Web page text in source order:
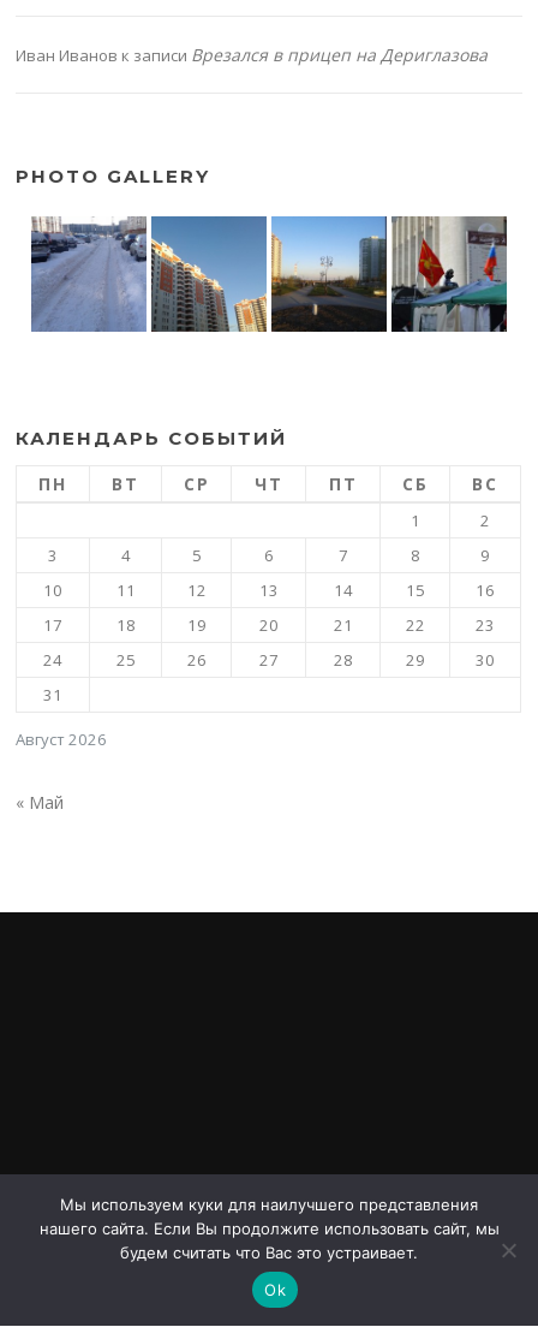
Иван Иванов к записи Врезался в прицеп на Дериглазова
PHOTO GALLERY
КАЛЕНДАРЬ СОБЫТИЙ
Август 2026
ПН ВТ СР ЧТ ПТ СБ ВС
1
2
3
4 5 6 7 8
9
10
11 12 13 14 15
16
17
18 19 20 21 22
23
24
25 26 27 28 29
30
31
« Май
Авторское право © 2026 Проспект Дериглазова. Все права
защищены.
Screenr parallax themeот FameThemes
Мы используем куки для наилучшего представления
нашего сайта. Если Вы продолжите использовать сайт, мы
будем считать что Вас это устраивает.
Ok